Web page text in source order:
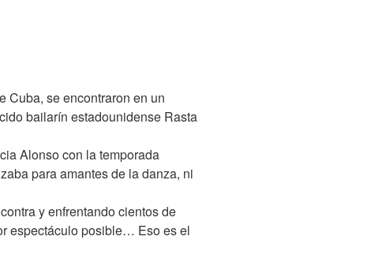
Cuba, se encontraron en un
bailarín estadounidense Rasta
Alonso con la temporada
para amantes de la danza, ni
y enfrentando cientos de
espectáculo posible… Eso es el